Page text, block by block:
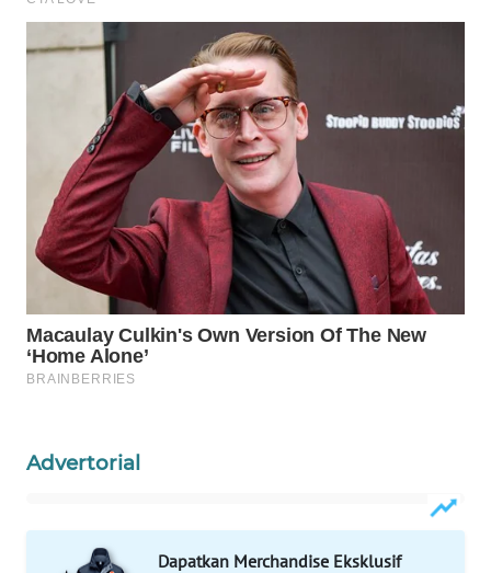
Advertorial
Dapatkan Merchandise Eksklusif
NEWS
TANI
WAHANA
ADVOKAT
WAHANA
INFRASTRUKTUR
WAHANA
KONSUMEN
LISTRIK
TRAVEL